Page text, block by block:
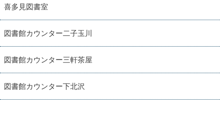
喜多見図書室
図書館カウンター二子玉川
図書館カウンター三軒茶屋
図書館カウンター下北沢